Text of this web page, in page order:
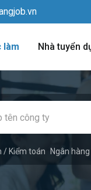
làm Nhà tuyển
/ Kiểm toán Ngân hàng